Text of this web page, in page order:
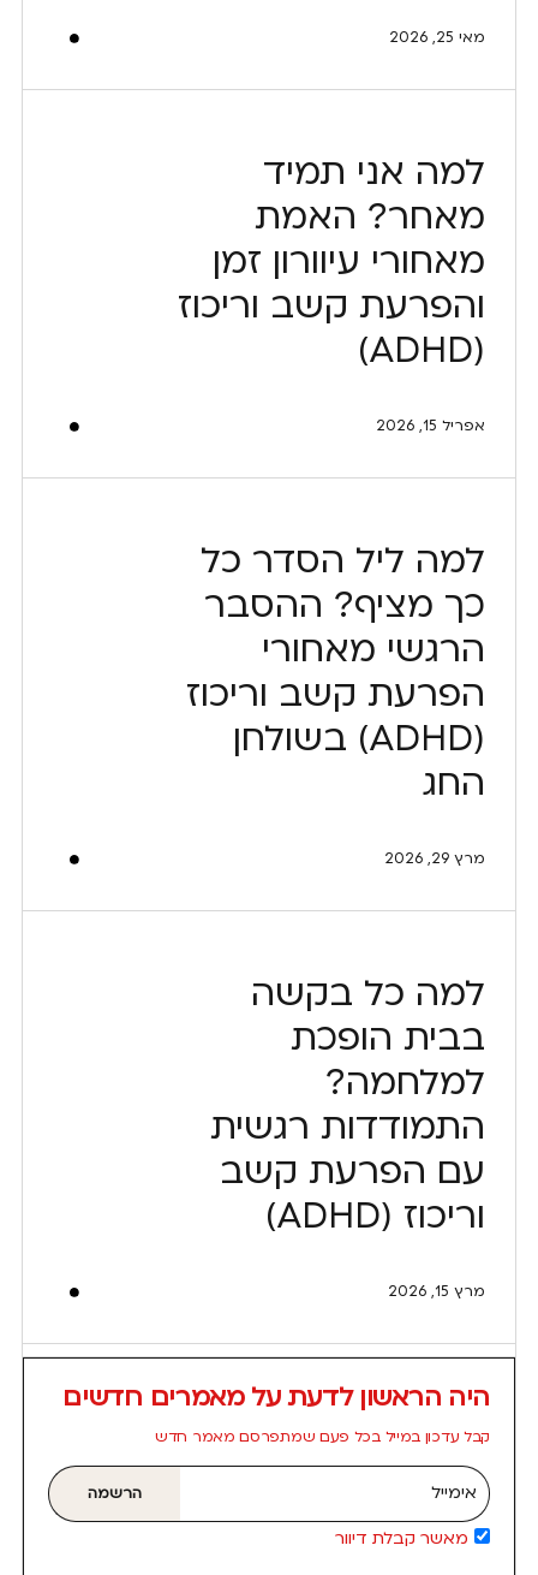
מאי 25, 2026
למה אני תמיד
מאחר? האמת
מאחורי עיוורון זמן
והפרעת קשב וריכוז
(ADHD)
אפריל 15, 2026
למה ליל הסדר כל
כך מציף? ההסבר
הרגשי מאחורי
הפרעת קשב וריכוז
(ADHD) בשולחן
החג
מרץ 29, 2026
למה כל בקשה
בבית הופכת
למלחמה?
התמודדות רגשית
עם הפרעת קשב
וריכוז (ADHD)
מרץ 15, 2026
היה הראשון לדעת על מאמרים חדשים
קבל עדכון במייל בכל פעם שמתפרסם מאמר חדש
אימייל
מאשר קבלת דיוור
הרשמה